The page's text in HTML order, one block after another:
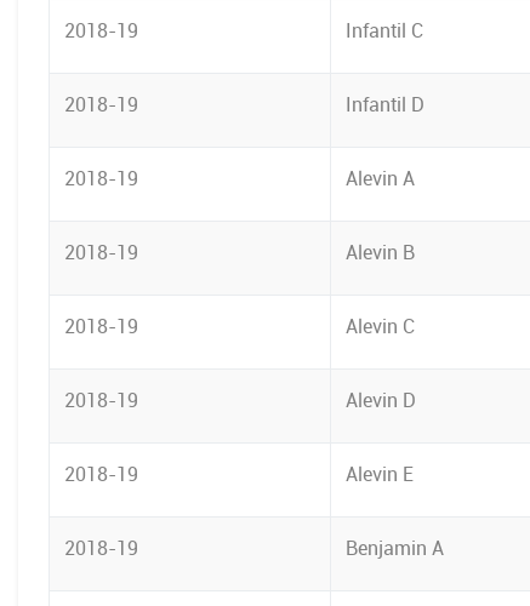
2018-19 Infantil C
2018-19 Infantil D
2018-19 Alevin A
2018-19 Alevin B
2018-19 Alevin C
2018-19 Alevin D
2018-19 Alevin E
2018-19 Benjamin A